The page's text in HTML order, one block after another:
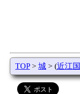
TOP> 城 > (近江国